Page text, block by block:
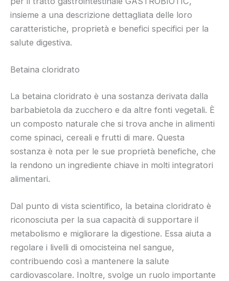
insieme a una descrizione dettagliata delle loro
caratteristiche, proprietà e benefici specifici per la
salute digestiva.
Betaina cloridrato
La betaina cloridrato è una sostanza derivata dalla
barbabietola da zucchero e da altre fonti vegetali. È
un composto naturale che si trova anche in alimenti
come spinaci, cereali e frutti di mare. Questa
sostanza è nota per le sue proprietà benefiche, che
la rendono un ingrediente chiave in molti integratori
alimentari.
Dal punto di vista scientifico, la betaina cloridrato è
riconosciuta per la sua capacità di supportare il
metabolismo e migliorare la digestione. Essa aiuta a
regolare i livelli di omocisteina nel sangue,
contribuendo così a mantenere la salute
cardiovascolare. Inoltre, svolge un ruolo importante